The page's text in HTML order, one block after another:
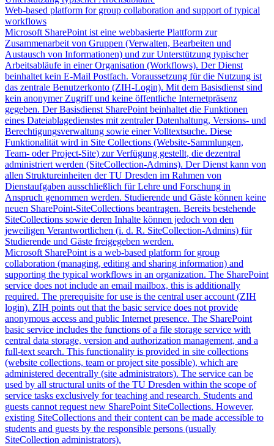
Web-based platform for group collaboration and support of typical
workflows
Microsoft SharePoint ist eine webbasierte Plattform zur
Zusammenarbeit von Gruppen (Verwalten, Bearbeiten und
Austausch von Informationen) und zur Unterstützung typischer
Arbeitsabläufe in einer Organisation (Workflows). Der Dienst
beinhaltet kein E-Mail Postfach. Voraussetzung für die Nutzung ist
das zentrale Benutzerkonto (ZIH-Login). Mit dem Basisdienst sind
kein anonymer Zugriff und keine öffentliche Internetpräsenz
gegeben. Der Basisdienst SharePoint beinhaltet die Funktionen
eines Dateiablagedienstes mit zentraler Datenhaltung, Versions- und
Berechtigungsverwaltung sowie einer Volltextsuche. Diese
Funktionalität wird in Site Collections (Website-Sammlungen,
Team- oder Project-Site) zur Verfügung gestellt, die dezentral
administriert werden (SiteCollection-Admins). Der Dienst kann von
allen Struktureinheiten der TU Dresden im Rahmen von
Dienstaufgaben ausschließlich für Lehre und Forschung in
Anspruch genommen werden. Studierende und Gäste können keine
neuen SharePoint-SiteCollections beantragen. Bereits bestehende
SiteCollections sowie deren Inhalte können jedoch von den
jeweiligen Verantwortlichen (i. d. R. SiteCollection-Admins) für
Studierende und Gäste freigegeben werden.
Microsoft SharePoint is a web-based platform for group
collaboration (managing, editing and sharing information) and
supporting the typical workflows in an organization. The SharePoint
service does not include an email mailbox, this is additionally
required. The prerequisite for use is the central user account (ZIH
login). ZIH points out that the basic service does not provide
anonymous access and public Internet presence. The SharePoint
basic service includes the functions of a file storage service with
central data storage, version and authorization management, and a
full-text search. This functionality is provided in site collections
(website collections, team or project site possible), which are
administered decentrally (site administrators). The service can be
used by all structural units of the TU Dresden within the scope of
service tasks exclusively for teaching and research. Students and
guests cannot request new SharePoint SiteCollections. However,
existing SiteCollections and their content can be made accessible to
students and guests by the responsible persons (usually
SiteCollection administrators).